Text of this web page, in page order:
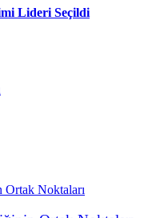
Lideri Seçildi